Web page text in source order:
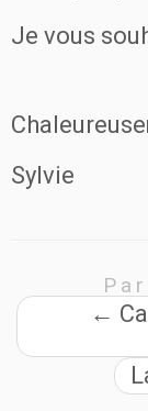
Je vous
Sylvie
←